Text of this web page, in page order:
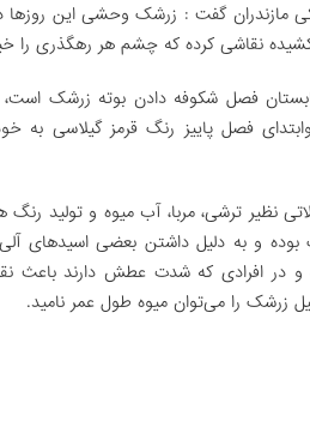
مازندران گفت : زرشک وحشی این
نقاشی کرده که چشم هر رهگذری را
فصل شکوفه دادن بوته زرشک
فصل پاییز رنگ قرمز گیلاسی به
نظیر ترشی، مربا، آب میوه و تولید
و به دلیل داشتن بعضی اسیدهای
و در افرادی که شدت عطش دارند باعث
زرشک را می‌توان میوه طول عمر نامید.